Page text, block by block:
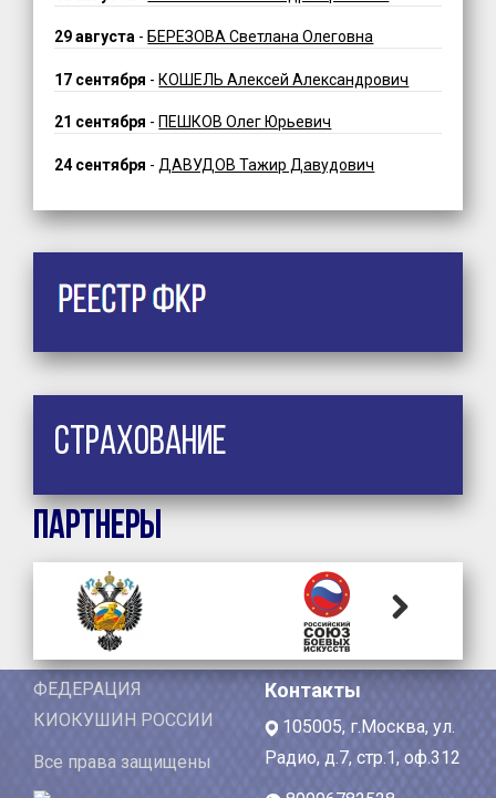
29 августа - БЕРЕЗОВА Светлана Олеговна
17 сентября - КОШЕЛЬ Алексей Александрович
21 сентября - ПЕШКОВ Олег Юрьевич
24 сентября - ДАВУДОВ Тажир Давудович
Страхование
Партнеры
ФЕДЕРАЦИЯ
КИОКУШИН РОССИИ
Все права защищены
Контакты
105005, г.Москва, ул.
Радио, д.7, стр.1, оф.312